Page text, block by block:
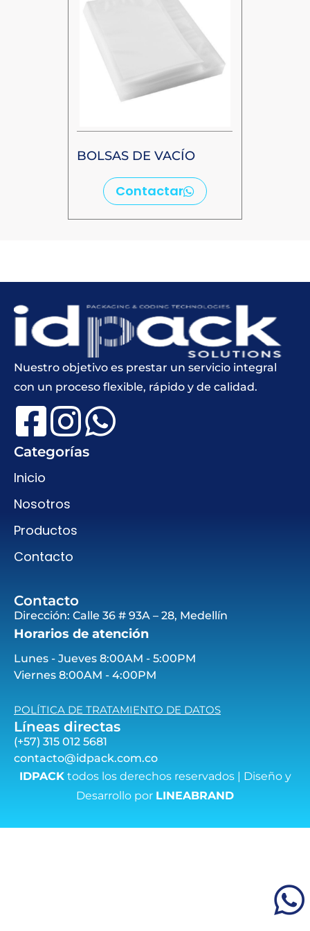
BOLSAS DE VACÍO
Nuestro objetivo es prestar un servicio integral
con un proceso flexible, rápido y de calidad.
Categorías
Inicio
Nosotros
Productos
Contacto
Contacto
Dirección: Calle 36 # 93A – 28, Medellín
Horarios de atención
Lunes - Jueves 8:00AM - 5:00PM
Viernes 8:00AM - 4:00PM
POLÍTICA DE TRATAMIENTO DE DATOS
Líneas directas
(+57) 315 012 5681
contacto@idpack.com.co
IDPACKtodos los derechos reservados | Diseño y
Desarrollo por LINEABRAND